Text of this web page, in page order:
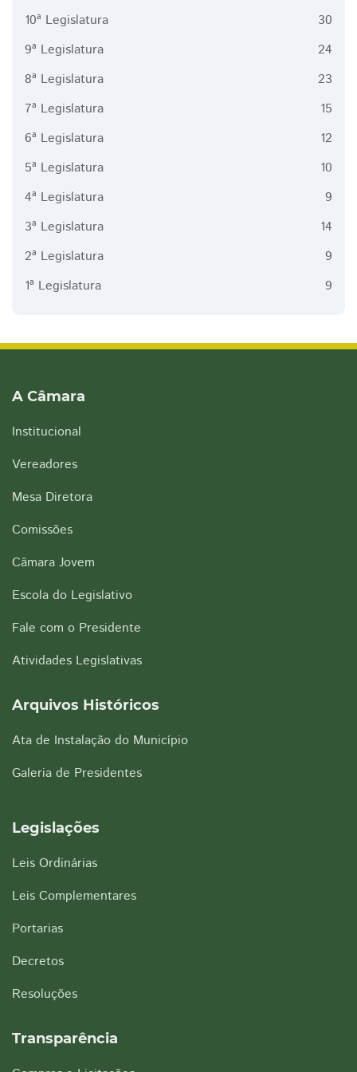
10ª Legislatura
30
9ª Legislatura
24
8ª Legislatura
23
7ª Legislatura
15
6ª Legislatura
12
5ª Legislatura
10
4ª Legislatura
9
3ª Legislatura
14
2ª Legislatura
9
1ª Legislatura
9
A Câmara
Institucional
Vereadores
Mesa Diretora
Comissões
Câmara Jovem
Escola do Legislativo
Fale com o Presidente
Atividades Legislativas
Arquivos Históricos
Ata de Instalação do Município
Galeria de Presidentes
Legislações
Leis Ordinárias
Leis Complementares
Portarias
Decretos
Resoluções
Transparência